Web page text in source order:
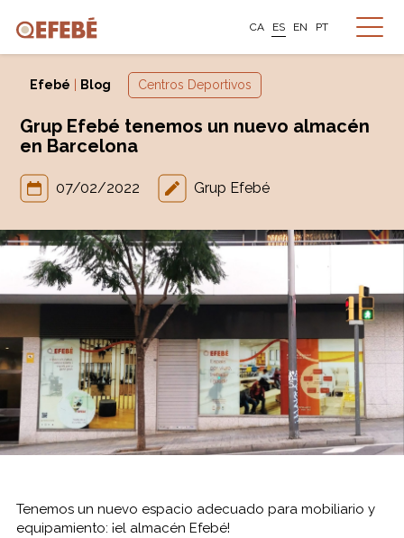
CA ES EN PT
Efebé Blog Centros Deportivos
Grup Efebé tenemos un nuevo almacén
en Barcelona
07/02/2022 Grup Efebé
Tenemos un nuevo espacio adecuado para mobiliario y
equipamiento: ¡el almacén Efebé!